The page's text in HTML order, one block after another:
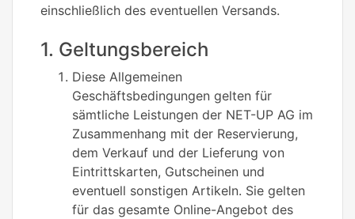
einschließlich des eventuellen Versands.
1. Geltungsbereich
Diese Allgemeinen
Geschäftsbedingungen gelten für
sämtliche Leistungen der NET-UP AG im
Zusammenhang mit der Reservierung,
dem Verkauf und der Lieferung von
Eintrittskarten, Gutscheinen und
eventuell sonstigen Artikeln. Sie gelten
für das gesamte Online-Angebot des